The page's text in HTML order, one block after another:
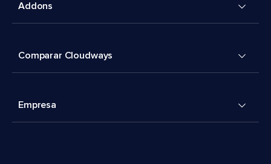
Addons
Comparar Cloudways
Empresa